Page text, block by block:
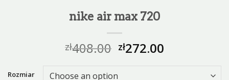
nike air max 720
zł408.00 zł272.00
Rozmiar